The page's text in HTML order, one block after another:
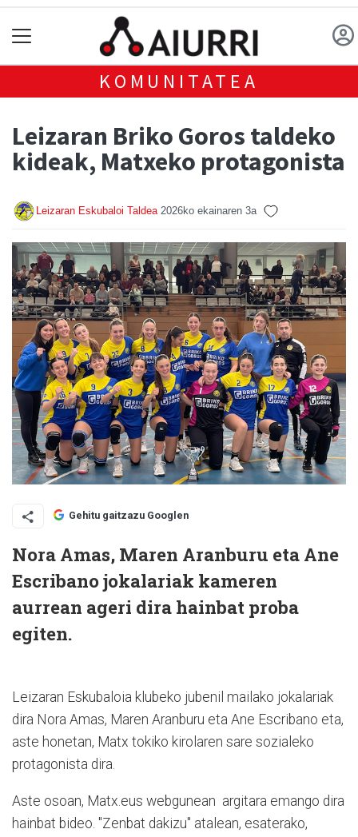
KOMUNITATEA
Leizaran Briko Goros taldeko
kideak, Matxeko protagonista
Leizaran Eskubaloi Taldea 2026ko ekainaren 3a
Gehitu gaitzazu Googlen
Nora Amas, Maren Aranburu eta Ane
Escribano jokalariak kameren
aurrean ageri dira hainbat proba
egiten.
Leizaran Eskubaloia klubeko jubenil mailako jokalariak
dira Nora Amas, Maren Aranburu eta Ane Escribano eta,
aste honetan, Matx tokiko kirolaren sare sozialeko
protagonista dira.
Aste osoan, Matx.eus webgunean argitara emango dira
hainbat bideo. "Zenbat dakizu" atalean, esaterako,